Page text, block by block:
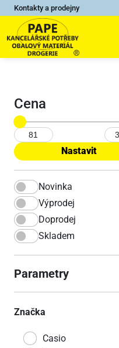
Kontakty a prodejny
Cena
Novinka
Výprodej
Doprodej
Skladem
Parametry
Značka
Casio